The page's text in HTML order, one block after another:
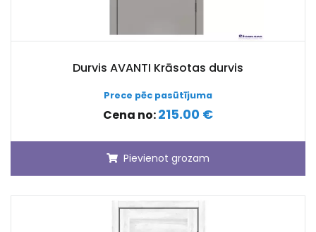
Durvis AVANTI Krāsotas durvis
Prece pēc pasūtījuma
Cena no:215.00 €
Pievienot grozam